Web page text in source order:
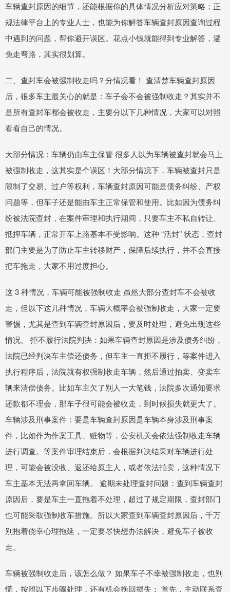
车辆查封原因的细节，还能根据你的具体情况分析应对策略；正
规法律平台上的专业人士，也能为你解答车辆查封原因查询过程
中遇到的问题，帮你避开误区。花点小钱就能得到专业解答，避
免走弯路，其实很划算。
二、查封车会被强制收走吗？分情况看！ 查清楚车辆查封原因
后，很多车主最关心的就是：车子会不会被强制收走？其实并不
是所有查封车都会被收走，主要分以下几种情况，大家可以对照
看看自己的情况。
大部分情况：车辆仍由车主保管 很多人以为车辆被查封就会马上
被强制收走，这其实是个误区！大部分情况下，车辆被查封只是
限制了交易、过户等权利，车辆查封原因可能是债务纠纷、产权
问题等，但车子还是能由车主正常保管和使用。比如因为债务纠
纷被法院查封，在案件审理和执行期间，只要车主不私自转让、
抵押车辆，正常开车上路基本不受影响。这种 “活封” 状态，查封
部门主要是为了防止车主转移财产，保障后续执行，并不会直接
把车拖走，大家不用过度担心。
这 3 种情况，车辆可能被强制收走 虽然大部分查封车不会被收
走，但以下这几种情况，车辆大概率会被强制收走，大家一定要
警惕，尤其是查到车辆查封原因后，要及时处理，避免出现这些
情况。 拒不履行法院判决：如果车辆查封原因是涉及债务纠纷，
法院已经判决车主偿还债务，但车主一直拒不履行，等案件进入
执行程序后，法院就有权强制收走车辆，然后通过拍卖、变卖车
辆来清偿债务。比如车主欠了别人一大笔钱，法院多次通知要求
还款都不理会，那车子很可能会被收走，到时候损失就更大了。
车辆涉及刑事案件：要是车辆查封原因是车辆本身涉及刑事案
件，比如作为作案工具、赃物等，公安机关会依法强制收走车辆
进行调查。等案件审理结束后，会根据判决结果对车辆进行处
理，可能会被没收、返还给原主人，或者依法拍卖，这种情况下
车主基本无法再拿回车辆。 逾期未处理查封问题：查到车辆查封
原因后，要是车主一直拖着不处理，超过了规定期限，查封部门
也可能采取强制收车措施。所以大家查到车辆查封原因后，千万
别抱着侥幸心理拖延，一定要尽快想办法解决，避免车子被收
走。
车辆被强制收走后，该怎么做？ 如果车子不幸被强制收走，也别
慌，按照以下步骤处理，还有机会挽回损失： 首先，主动联系查